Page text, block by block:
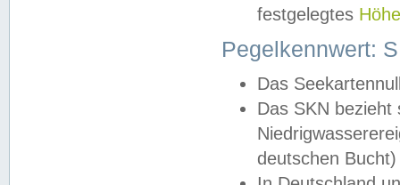
festgelegtes
Pegelkennwert:
Das
Das SKN
deutschen